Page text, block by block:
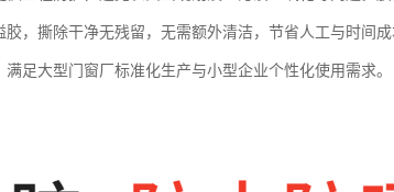
，撕除干净无残留，无需额外清洁，节省人工与时间
足大型门窗厂标准化生产与小型企业个性化使用需求。